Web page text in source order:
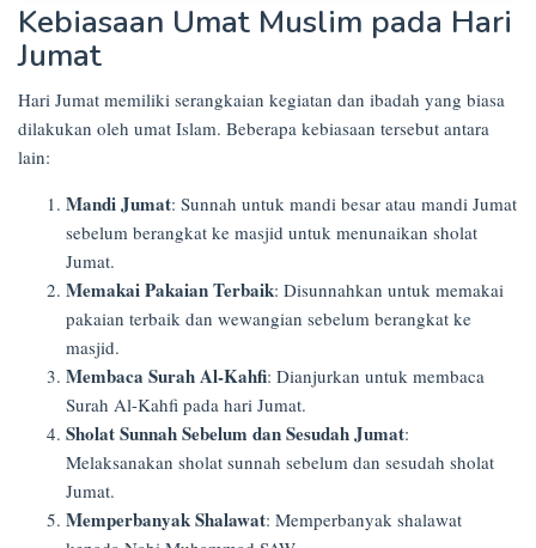
Kebiasaan Umat Muslim pada Hari
Jumat
Hari Jumat memiliki serangkaian kegiatan dan ibadah yang biasa
dilakukan oleh umat Islam. Beberapa kebiasaan tersebut antara
lain:
Mandi Jumat: Sunnah untuk mandi besar atau mandi Jumat
sebelum berangkat ke masjid untuk menunaikan sholat
Jumat.
Memakai Pakaian Terbaik: Disunnahkan untuk memakai
pakaian terbaik dan wewangian sebelum berangkat ke
masjid.
Membaca Surah Al-Kahfi: Dianjurkan untuk membaca
Surah Al-Kahfi pada hari Jumat.
Sholat Sunnah Sebelum dan Sesudah Jumat:
Melaksanakan sholat sunnah sebelum dan sesudah sholat
Jumat.
Memperbanyak Shalawat: Memperbanyak shalawat